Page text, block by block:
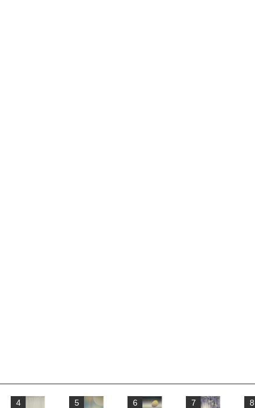
4 5 6 7 8